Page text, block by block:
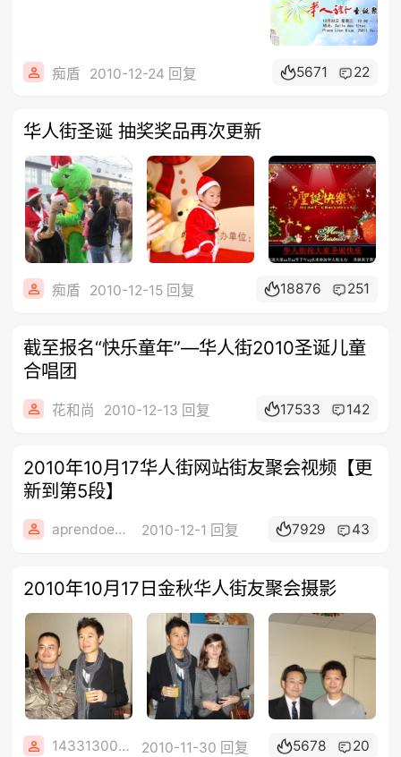
痴盾 2010-12-24 回复 5671 22
华人街圣诞 抽奖奖品再次更新
痴盾 2010-12-15 回复 18876 251
截至报名“快乐童年”—华人街2010圣诞儿童
合唱团
花和尚 2010-12-13 回复 17533 142
2010年10月17华人街网站街友聚会视频【更
新到第5段】
aprendoespanol 2010-12-1 回复 7929 43
2010年10月17日金秋华人街友聚会摄影
1433130082 2010-11-30 回复 5678 20